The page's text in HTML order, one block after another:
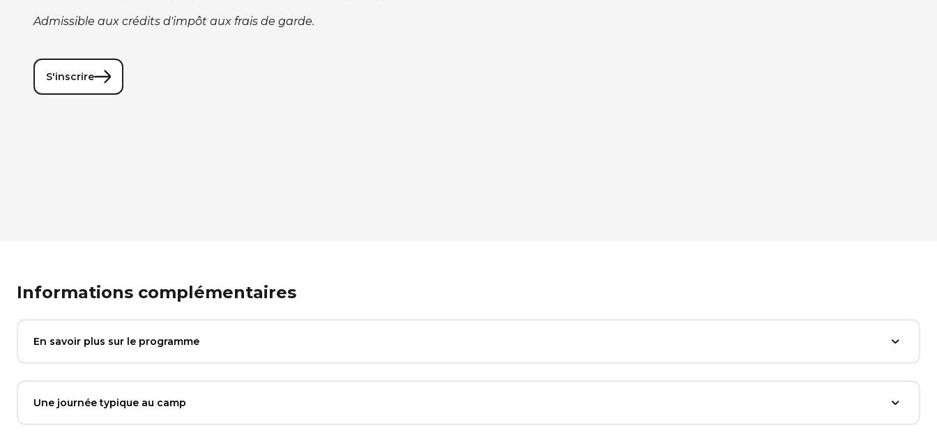
Admissible aux crédits d'impôt aux frais de garde.
S'inscrire
Informations complémentaires
En savoir plus sur le programme
Une journée typique au camp